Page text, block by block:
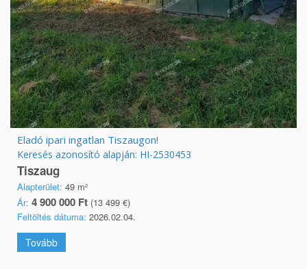
Eladó ipari ingatlan Tiszaugon!
Keresés azonosító alapján: HI-2530453
Tiszaug
Alapterület: 49 m²
Ár: 4 900 000 Ft (13 499 €)
Feltöltés dátuma: 2026.02.04.
Tovább